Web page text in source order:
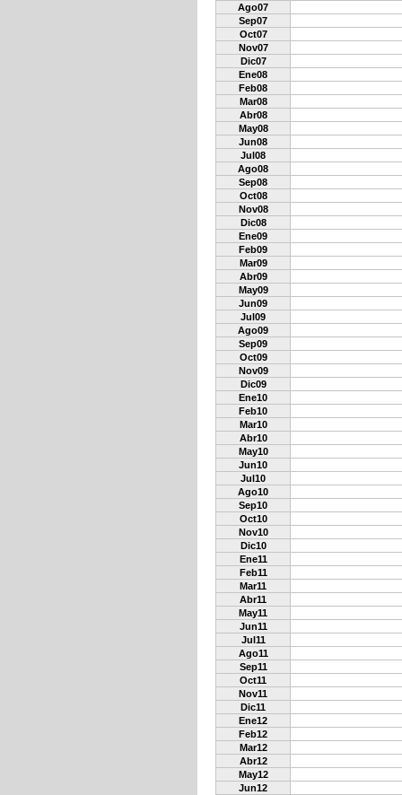
Ago07
Sep07
Oct07
Nov07
Dic07
Ene08
Feb08
Mar08
Abr08
May08
Jun08
Jul08
Ago08
Sep08
Oct08
Nov08
Dic08
Ene09
Feb09
Mar09
Abr09
May09
Jun09
Jul09
Ago09
Sep09
Oct09
Nov09
Dic09
Ene10
Feb10
Mar10
Abr10
May10
Jun10
Jul10
Ago10
Sep10
Oct10
Nov10
Dic10
Ene11
Feb11
Mar11
Abr11
May11
Jun11
Jul11
Ago11
Sep11
Oct11
Nov11
Dic11
Ene12
Feb12
Mar12
Abr12
May12
Jun12